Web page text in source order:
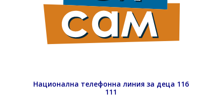
Национална телефонна линия за деца 116
111